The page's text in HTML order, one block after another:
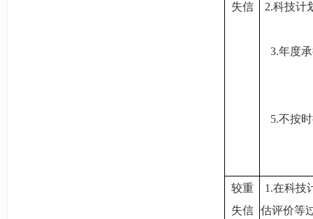
失信
2.科技计
3.年度
5.不按
较重
失信
1.在科技
估评价等